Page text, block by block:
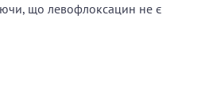
що левофлоксацин не є